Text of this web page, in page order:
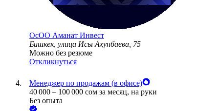
ОсОО Аманат Инвест
Бишкек, улица Исы Ахунбаева, 75
Можно без резюме
Откликнуться
Менеджер по продажам (в офисе)
40 000 – 100 000 сом за месяц, на руки
Без опыта